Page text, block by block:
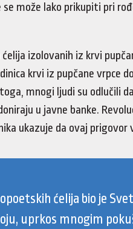
može lako prikupiti pri
izolovanih iz krvi
krvi iz pupčane vrpce
mnogi ljudi su odlučili
u javne banke.
ukazuje da ovaj prigovor
ćelija bio je
uprkos mnogim